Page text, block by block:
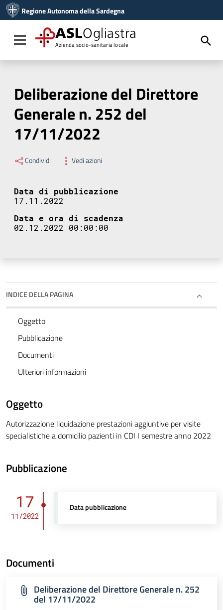
Vai al menu di navigazione
Vai al footer
Regione Autonoma della Sardegna
Toggle navigation
ASLOgliastra
Azienda socio-sanitaria locale
Deliberazione del Direttore
Generale n. 252 del
17/11/2022
Condividi Vedi azioni
Data di pubblicazione
17.11.2022
Data e ora di scadenza
02.12.2022 00:00:00
INDICE DELLA PAGINA
Oggetto
Pubblicazione
Documenti
Ulteriori informazioni
Oggetto
Autorizzazione liquidazione prestazioni aggiuntive per visite
specialistiche a domicilio pazienti in CDI I semestre anno 2022
Pubblicazione
17
11/2022
Data pubblicazione
Documenti
Deliberazione del Direttore Generale n. 252
del 17/11/2022